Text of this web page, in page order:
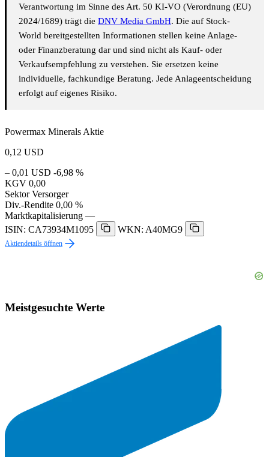
Verantwortung im Sinne des Art. 50 KI-VO (Verordnung (EU)
2024/1689) trägt die DNV Media GmbH. Die auf Stock-
World bereitgestellten Informationen stellen keine Anlage-
oder Finanzberatung dar und sind nicht als Kauf- oder
Verkaufsempfehlung zu verstehen. Sie ersetzen keine
individuelle, fachkundige Beratung. Jede Anlageentscheidung
erfolgt auf eigenes Risiko.
Powermax Minerals Aktie
0,12 USD
– 0,01 USD -6,98 %
KGV 0,00
Sektor Versorger
Div.-Rendite 0,00 %
Marktkapitalisierung —
ISIN: CA73934M1095
WKN: A40MG9
Aktiendetails öffnen
Meistgesuchte Werte